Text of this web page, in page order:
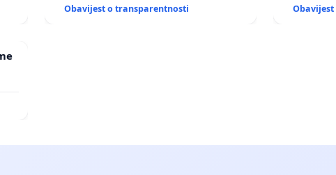
Obavijest o transparentnosti